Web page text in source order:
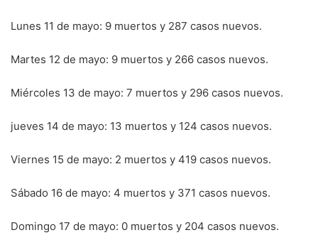
Lunes 11 de mayo: 9 muertos y 287 casos nuevos.
Martes 12 de mayo: 9 muertos y 266 casos nuevos.
Miércoles 13 de mayo: 7 muertos y 296 casos nuevos.
jueves 14 de mayo: 13 muertos y 124 casos nuevos.
Viernes 15 de mayo: 2 muertos y 419 casos nuevos.
Sábado 16 de mayo: 4 muertos y 371 casos nuevos.
Domingo 17 de mayo: 0 muertos y 204 casos nuevos.